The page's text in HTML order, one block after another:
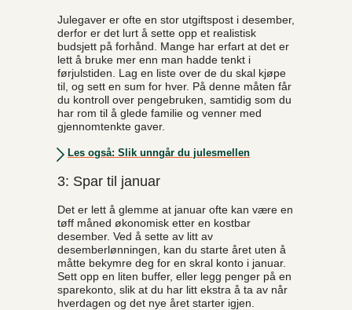
Julegaver er ofte en stor utgiftspost i desember,
derfor er det lurt å sette opp et realistisk
budsjett på forhånd. Mange har erfart at det er
lett å bruke mer enn man hadde tenkt i
førjulstiden. Lag en liste over de du skal kjøpe
til, og sett en sum for hver. På denne måten får
du kontroll over pengebruken, samtidig som du
har rom til å glede familie og venner med
gjennomtenkte gaver.
Les også: Slik unngår du julesmellen
3: Spar til januar
Det er lett å glemme at januar ofte kan være en
tøff måned økonomisk etter en kostbar
desember. Ved å sette av litt av
desemberlønningen, kan du starte året uten å
måtte bekymre deg for en skral konto i januar.
Sett opp en liten buffer, eller legg penger på en
sparekonto, slik at du har litt ekstra å ta av når
hverdagen og det nye året starter igjen.